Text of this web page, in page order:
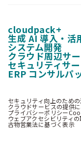
cloudpack+
生成 AI 導入・活
システム開発
クラウド周辺サ
セキュリティサ
ERP コンサルパ
セキュリティ向上のため
クラウドサービスの提供
プライバシーポリシー
ウェブアクセシビリティ
古物営業法に基づく表示